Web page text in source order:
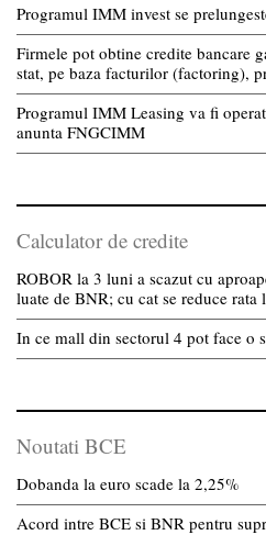
Programul IMM invest se
Firmele pot obtine credite bancare
stat, pe baza facturilor (factoring),
Programul IMM Leasing va fi
anunta FNGCIMM
Calculator de credite
ROBOR la 3 luni a scazut cu
luate de BNR; cu cat se reduce rata
In ce mall din sectorul 4 pot face o
Noutati BCE
Dobanda la euro scade la 2,25%
Acord intre BCE si BNR pentru